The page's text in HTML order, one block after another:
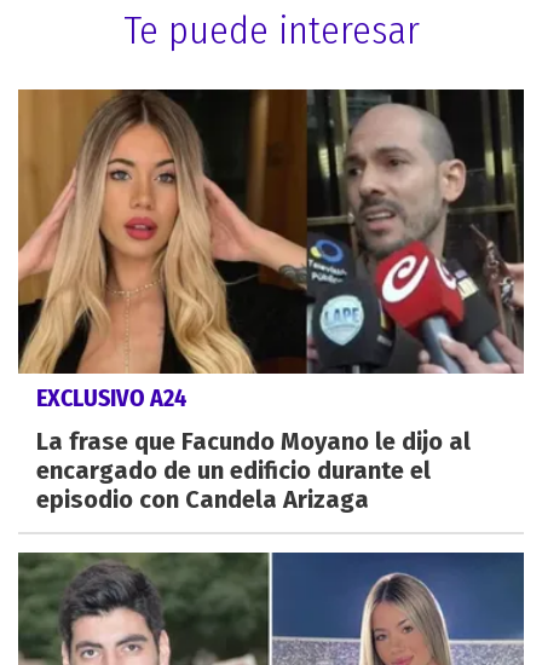
Te puede interesar
EXCLUSIVO A24
La frase que Facundo Moyano le dijo al
encargado de un edificio durante el
episodio con Candela Arizaga